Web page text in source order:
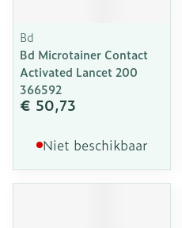
Bd
Bd Microtainer Contact
Activated Lancet 200
366592
€ 50,73
Niet beschikbaar